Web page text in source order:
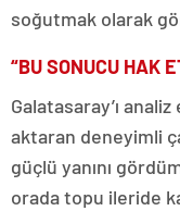
soğutmak olarak
“BU SONUCU HAK
Galatasaray’ı
aktaran deneyimli
güçlü yanını
orada topu ileride